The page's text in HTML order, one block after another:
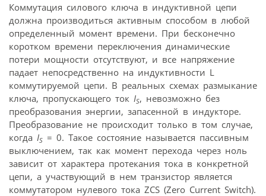
Коммутация силового ключа в индуктивной цепи
должна производиться активным способом в любой
определенный момент времени. При бесконечно
коротком времени переключения динамические
потери мощности отсутствуют, и все напряжение
падает непосредственно на индуктивности L
коммутируемой цепи. В реальных схемах размыкание
ключа, пропускающего ток IS, невозможно без
преобразования энергии, запасенной в индукторе.
Преобразование не происходит только в том случае,
когда IS = 0. Такое состояние называется пассивным
выключением, так как момент перехода через ноль
зависит от характера протекания тока в конкретной
цепи, а участвующий в нем транзистор является
коммутатором нулевого тока ZCS (Zero Current Switch).